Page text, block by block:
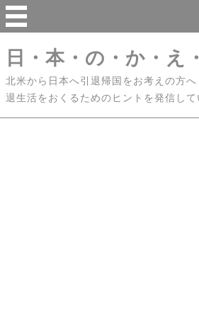
日・本・の・か・え
北米から日本へ引退帰国をお考えの方
退生活をおくるためのヒントを発信して